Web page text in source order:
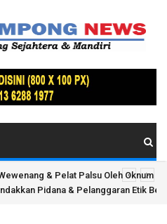
dan Masa Depan Diplomasi Energi